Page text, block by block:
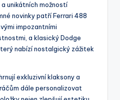
unikátních možností
novinky patří Ferrari 488
impozantními
a klasický Dodge
nabízí nostalgický zážitek
exkluzivní klaksony a
dále personalizovat